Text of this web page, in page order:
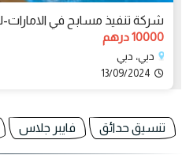
شركة تنفيذ مسابح في
10000 درهم
دبي، دبي
13/09/2024
تنسيق حدائق فايبر جلاس